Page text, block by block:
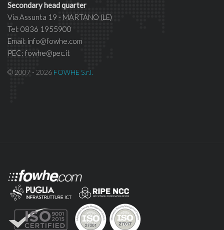
Secondary head quarter
Via Assunta 19 - MARTANO (LE)
Tel: 0836 1955900
Email: info@fowhe.com
PEC: fowhe@pec.it
© 2007 - 2026 FOWHE S.r.l.